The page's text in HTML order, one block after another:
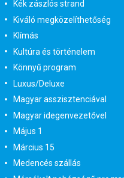
Kék zászlós strand
Kiváló megközelíthetőség
Klímás
Kultúra és történelem
Könnyű program
Luxus/Deluxe
Magyar asszisztenciával
Magyar idegenvezetővel
Május 1
Március 15
Medencés szállás